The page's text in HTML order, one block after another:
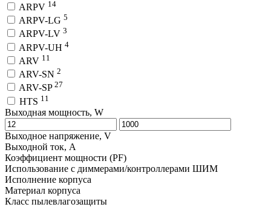
ARPV 14
ARPV-LG 5
ARPV-LV 3
ARPV-UH 4
ARV 11
ARV-SN 2
ARV-SP 27
HTS 11
Выходная мощность, W
Выходное напряжение, V
Выходной ток, A
Коэффициент мощности (PF)
Использование с диммерами/контроллерами ШИМ
Исполнение корпуса
Материал корпуса
Класс пылевлагозащиты